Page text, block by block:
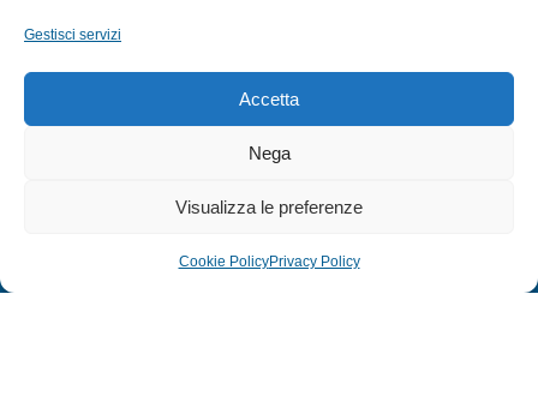
Gestisci servizi
Accetta
Nega
Visualizza le preferenze
Cookie PolicyPrivacy Policy
TERMINI E CONDIZIONI